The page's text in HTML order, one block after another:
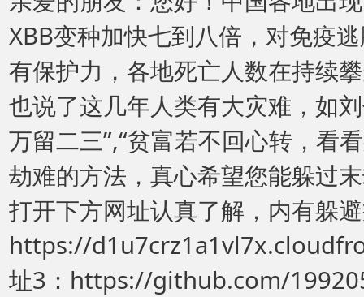
XBB变种加快七到八倍，对免疫
有保护力，各地死亡人数在持续
也说了这几年人类有大灾难，如
万留二三”,“贫富若不回心转，看
劫难的方法，真心希望您能躲过
打开下方网址认真了解，内有躲
https://
址3：https://github.com/